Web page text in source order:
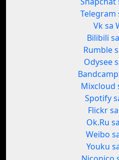
Telegram
Vk sa
Bilibili
Rumble
Odysee
Bandcamp
Mixcloud
Spotify
Flickr
Ok.Ru
Weibo
Youku